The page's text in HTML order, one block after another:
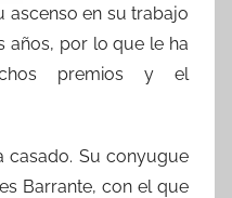
ascenso en su trabajo
años, por lo que le ha
premios y el
casado. Su conyugue
Barrante, con el que